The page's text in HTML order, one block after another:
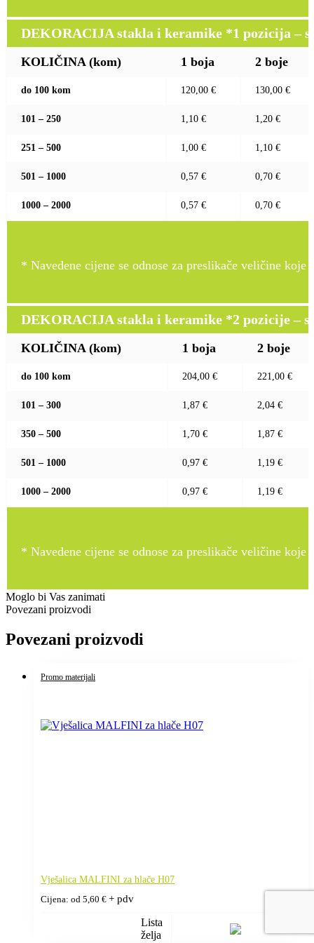
DEKORACIJA stakla i keramike *1 pozicija –
KOLIČINA (kom) 1 boja 2 boje
do 100 kom 120,00 € 130,00 €
101 – 250 1,10 € 1,20 €
251 – 500 1,00 € 1,10 €
501 – 1000 0,57 € 0,70 €
1000 – 2000 0,57 € 0,70 €
* Navedene cijene se odnose za preslikače veličine
DEKORACIJA stakla i keramike *2 pozicije –
KOLIČINA (kom) 1 boja 2 boje
do 100 kom 204,00 € 221,00 €
101 – 300 1,87 € 2,04 €
350 – 500 1,70 € 1,87 €
501 – 1000 0,97 € 1,19 €
1000 – 2000 0,97 € 1,19 €
* Navedene cijene se odnose za preslikače veličine
Moglo bi Vas zanimati
Povezani proizvodi
Povezani proizvodi
Promo materijali
Vješalica MALFINI za hlače H07
Cijena: od 5,60 € + pdv
Lista
želja